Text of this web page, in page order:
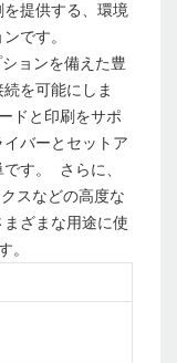
提供する、環境
です。
ョンを備えた豊
を可能にしま
ドと印刷をサポ
バーとセットア
す。 さらに、
スなどの高度な
ざまな用途に使
。